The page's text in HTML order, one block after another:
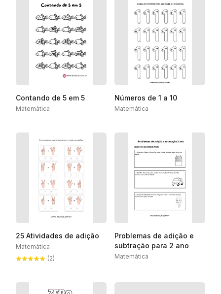
Contando de 5 em 5
Matemática
Números de 1 a 10
Matemática
25 Atividades de adição
Matemática
(2)
Problemas de adição e
subtração para 2 ano
Matemática